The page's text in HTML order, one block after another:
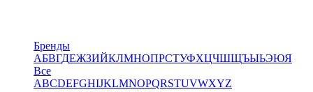
Бренды
АБВГДЕЖЗИЙКЛМНОПРСТУФХЦЧШЩЪЫЬЭЮЯ
Все
ABCDEFGHIJKLMNOPQRSTUVWXYZ